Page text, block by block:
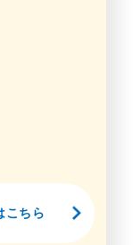
こちら